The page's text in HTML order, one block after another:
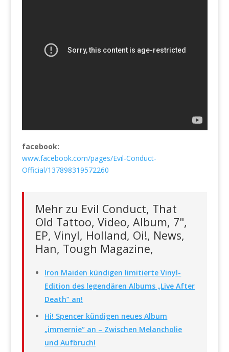
facebook:
www.facebook.com/pages/Evil-Conduct-
Official/137898319572260
Mehr zu Evil Conduct, That
Old Tattoo, Video, Album, 7",
EP, Vinyl, Holland, Oi!, News,
Han, Tough Magazine,
Iron Maiden kündigen limitierte Vinyl-
Edition des legendären Albums „Live After
Death“ an!
Hi! Spencer kündigen neues Album
„immernie“ an – Zwischen Melancholie
und Aufbruch!